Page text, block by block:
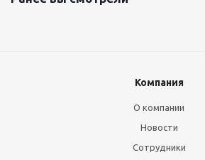
Компания
О компании
Новости
Сотрудники